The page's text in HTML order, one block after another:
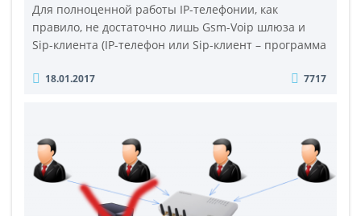
Для полноценной работы IP-телефонии, как
правило, не достаточно лишь Gsm-Voip шлюза и
Sip-клиента (IP-телефон или Sip-клиент – программа
Необходимо использовать цифровую Атс – IP-АТС. В
18.01.2017 7717